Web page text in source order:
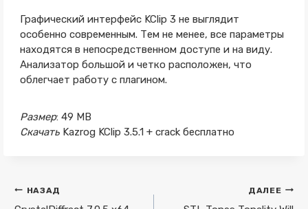
Графический интерфейс KClip 3 не выглядит
особенно современным. Тем не менее, все параметры
находятся в непосредственном доступе и на виду.
Анализатор большой и четко расположен, что
облегчает работу с плагином.
Размер: 49 MB
Скачать Kazrog KClip 3.5.1 + crack бесплатно
Навигация
НАЗАД ДАЛЕЕ